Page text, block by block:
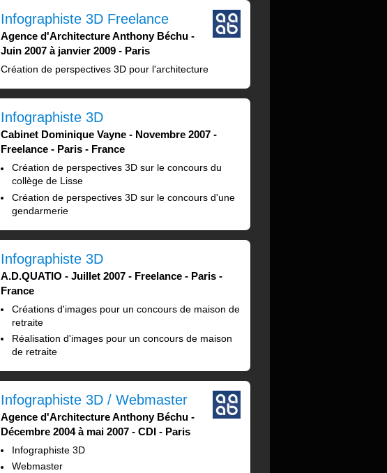
Infographiste 3D Freelance
Agence d'Architecture Anthony Béchu
Juin 2007 à janvier 2009
Paris
Création de perspectives 3D pour l'architecture
Infographiste 3D
Cabinet Dominique Vayne
Novembre 2007
Freelance
Paris France
Création de perspectives 3D sur le concours du
collège de Lisse
Création de perspectives 3D sur le concours d'une
gendarmerie
Infographiste 3D
A.D.QUATIO Juillet 2007 Freelance
Paris
France
Créations d'images pour un concours de maison de
retraite
Réalisation d'images pour un concours de maison
de retraite
Infographiste 3D / Webmaster
Agence d'Architecture Anthony Béchu
Décembre 2004 à mai 2007
CDI Paris
Infographiste 3D
Webmaster